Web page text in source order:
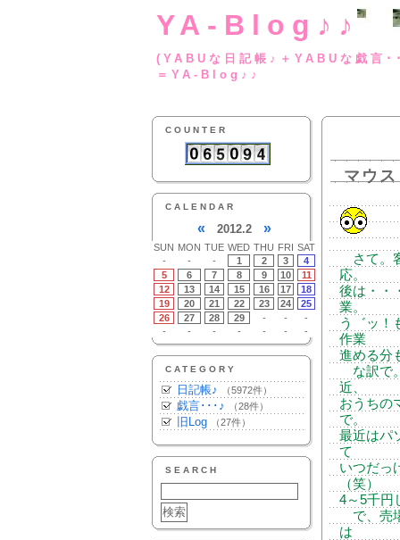
YA-Blog♪♪
(YABUな日記帳♪
＝YA-Blog♪♪
COUNTER
CALENDAR
« 2012.2 »
SUN MON TUE WED THU FRI SAT
-
- - 1 2 3
4
5
6 7 8 9 10
11
12
13 14 15 16 17
18
19
20 21 22 23 24
25
26
27 28 29 - -
-
-
- - - - - -
CATEGORY
日記帳♪ （5972件）
戯言･･･♪ （28件）
旧Log （27件）
SEARCH
マウス
さて。
応。
後は・・
業。
う゛ッ！
作業
進める分
な訳で
近、
おうちの
で。
最近はパ
て
いつだっ
（笑）
4～5千円
で、売
は